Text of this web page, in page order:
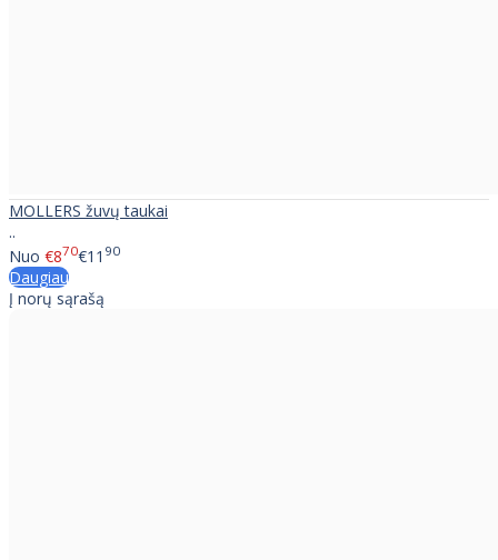
MOLLERS žuvų taukai
..
Nuo €870€11 90
Daugiau
Į norų sąrašą